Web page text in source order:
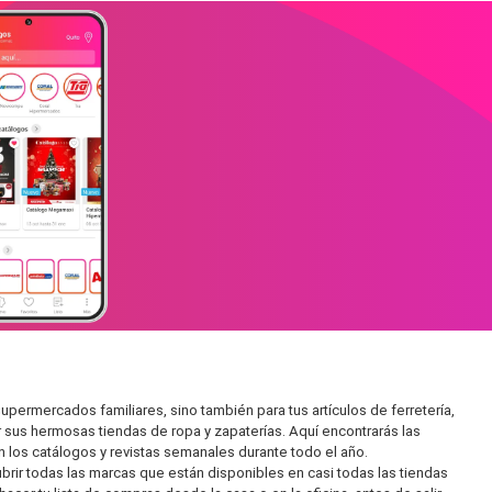
familiares, sino también para tus artículos de ferretería,
hermosas tiendas de ropa y zapaterías. Aquí encontrarás las
catálogos y revistas semanales durante todo el año.
todas las marcas que están disponibles en casi todas las tiendas